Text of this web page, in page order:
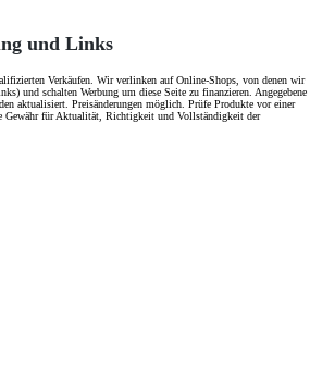
und Links
Verkäufen. Wir verlinken auf Online-Shops, von denen wir
und schalten Werbung um diese Seite zu finanzieren. Angegebene
aktualisiert. Preisänderungen möglich. Prüfe Produkte vor einer
Gewähr für Aktualität, Richtigkeit und Vollständigkeit der